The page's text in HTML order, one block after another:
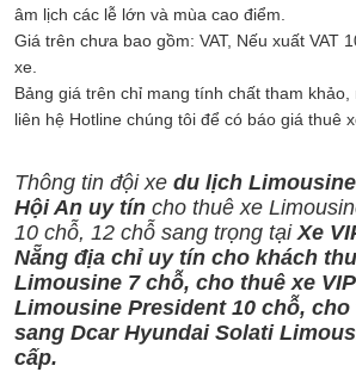
âm lịch các lễ lớn và mùa cao điểm.
Giá trên chưa bao gồm: VAT, Nếu xuất VAT
xe.
Bảng giá trên chỉ mang tính chất tham
liên hệ Hotline chúng tôi để có báo giá thuê
Thông tin đội xe du lịch
Hội An uy tín cho thuê xe
10 chỗ, 12 chỗ sang trọng tạiXe
Nẵng địa chỉ uy tín cho khách
Limousine 7 chỗ, cho thuê xe
Limousine President 10 chỗ, cho
sang Dcar Hyundai Solati
cấp.